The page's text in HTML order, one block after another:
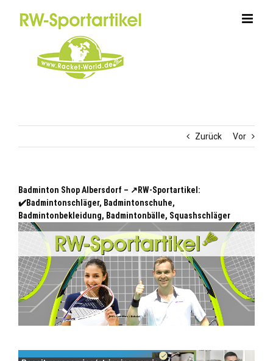
Zurück Vor
Badminton Shop Albersdorf – ↗️RW-Sportartikel:
✔️Badmintonschläger, Badmintonschuhe,
Badmintonbekleidung, Badmintonbälle, Squashschläger